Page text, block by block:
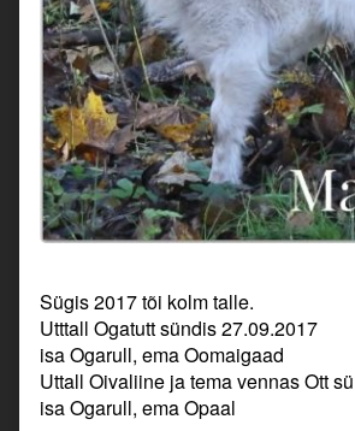
Sügis 2017 tõi kolm talle.
Utttall Ogatutt sündis 27.09.2017
isa Ogarull, ema Oomaigaad
Uttall Oivaliine ja tema vennas Ott
isa Ogarull, ema Opaal